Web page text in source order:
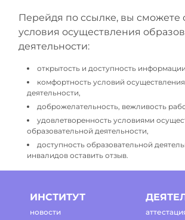
Перейдя по ссылке, вы сможете
условия осуществления
деятельности:
открытость и доступность
комфортность условий
деятельности,
доброжелательность, вежливость
удовлетворенность условиями
образовательной деятельности,
доступность образовательной
инвалидов оставить отзыв.
ИНСТИТУТ
новости